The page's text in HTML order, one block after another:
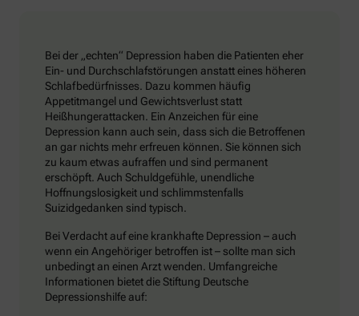
Bei der „echten“ Depression haben die Patienten eher
Ein- und Durchschlafstörungen anstatt eines höheren
Schlafbedürfnisses. Dazu kommen häufig
Appetitmangel und Gewichtsverlust statt
Heißhungerattacken. Ein Anzeichen für eine
Depression kann auch sein, dass sich die Betroffenen
an gar nichts mehr erfreuen können. Sie können sich
zu kaum etwas aufraffen und sind permanent
erschöpft. Auch Schuldgefühle, unendliche
Hoffnungslosigkeit und schlimmstenfalls
Suizidgedanken sind typisch.
Bei Verdacht auf eine krankhafte Depression – auch
wenn ein Angehöriger betroffen ist – sollte man sich
unbedingt an einen Arzt wenden. Umfangreiche
Informationen bietet die Stiftung Deutsche
Depressionshilfe auf: